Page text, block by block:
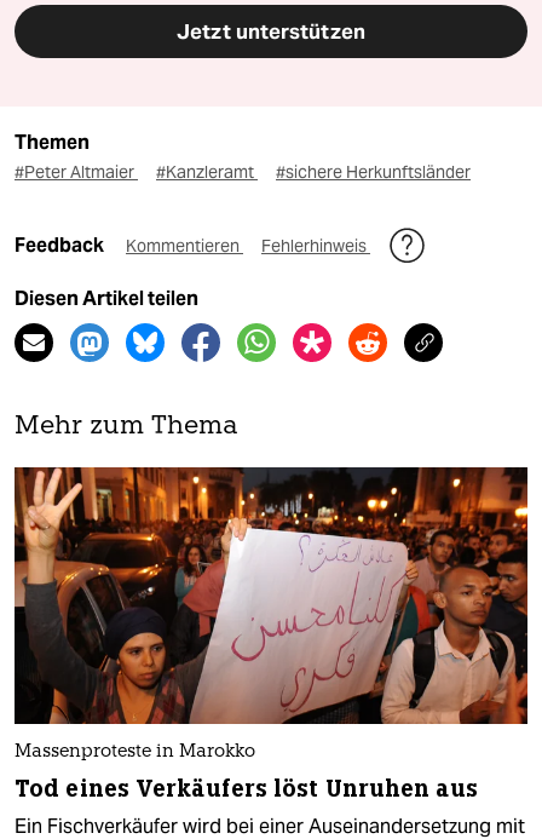
Jetzt unterstützen
Themen
#Peter Altmaier #Kanzleramt #sichere Herkunftsländer
Feedback Kommentieren Fehlerhinweis
Diesen Artikel teilen
Mehr zum Thema
Massenproteste in Marokko
Tod eines Verkäufers löst Unruhen aus
Ein Fischverkäufer wird bei einer Auseinandersetzung mit